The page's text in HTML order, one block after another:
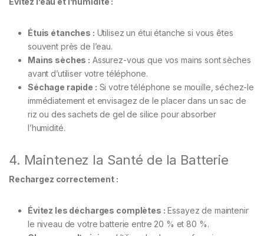
Étuis étanches : Utilisez un étui étanche si vous êtes
souvent près de l’eau.
Mains sèches : Assurez-vous que vos mains sont sèches
avant d’utiliser votre téléphone.
Séchage rapide : Si votre téléphone se mouille, séchez-le
immédiatement et envisagez de le placer dans un sac de
riz ou des sachets de gel de silice pour absorber
l’humidité.
4. Maintenez la Santé de la Batterie
Rechargez correctement :
Évitez les décharges complètes : Essayez de maintenir
le niveau de votre batterie entre 20 % et 80 %.